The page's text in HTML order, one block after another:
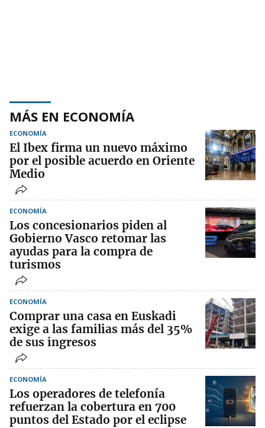
MÁS EN ECONOMÍA
ECONOMÍA
El Ibex firma un nuevo máximo
por el posible acuerdo en Oriente
Medio
ECONOMÍA
Los concesionarios piden al
Gobierno Vasco retomar las
ayudas para la compra de
turismos
ECONOMÍA
Comprar una casa en Euskadi
exige a las familias más del 35%
de sus ingresos
ECONOMÍA
Los operadores de telefonía
refuerzan la cobertura en 700
puntos del Estado por el eclipse